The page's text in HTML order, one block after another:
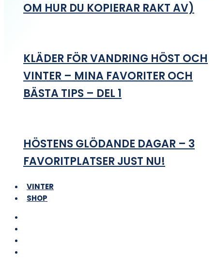
OM HUR DU KOPIERAR RAKT AV)
KLÄDER FÖR VANDRING HÖST OCH
VINTER – MINA FAVORITER OCH
BÄSTA TIPS – DEL 1
HÖSTENS GLÖDANDE DAGAR – 3
FAVORITPLATSER JUST NU!
VINTER
SHOP